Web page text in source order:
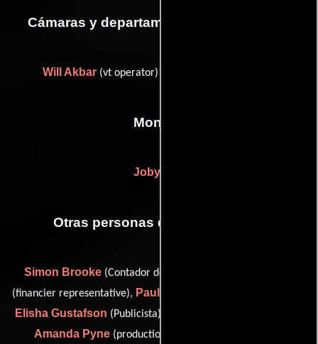
Cámaras y departamento de electricidad
Will Akbar (vt operator) y
Montaje
Joby Gee
Otras personas que participaron
Simon Brooke(Contador de producción),
(financier representative), Paul Gardner
Elisha Gustafson (Publicista),
Amanda Pyne(production finance: bfi),